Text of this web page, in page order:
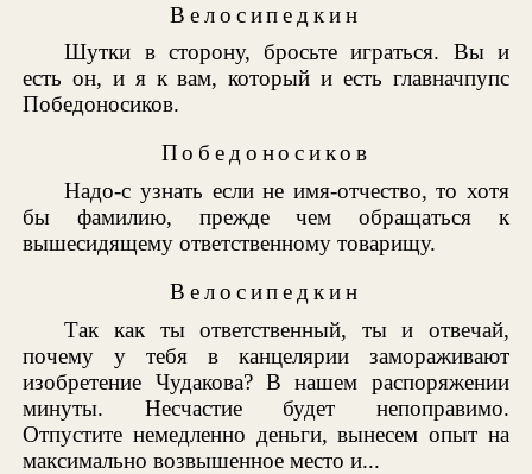
Велосипедкин
Шутки в сторону, бросьте играться. Вы и
есть он, и я к вам, который и есть главначпупс
Победоносиков.
Победоносиков
Надо-с узнать если не имя-отчество, то хотя
бы фамилию, прежде чем обращаться к
вышесидящему ответственному товарищу.
Велосипедкин
Так как ты ответственный, ты и отвечай,
почему у тебя в канцелярии замораживают
изобретение Чудакова? В нашем распоряжении
минуты. Несчастие будет непоправимо.
Отпустите немедленно деньги, вынесем опыт на
максимально возвышенное место и...